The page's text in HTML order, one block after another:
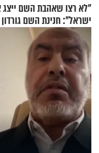
"לא רצו שאהבת השם
ישראל": חנינת השם גורדון
בריאיון מעורר השראה